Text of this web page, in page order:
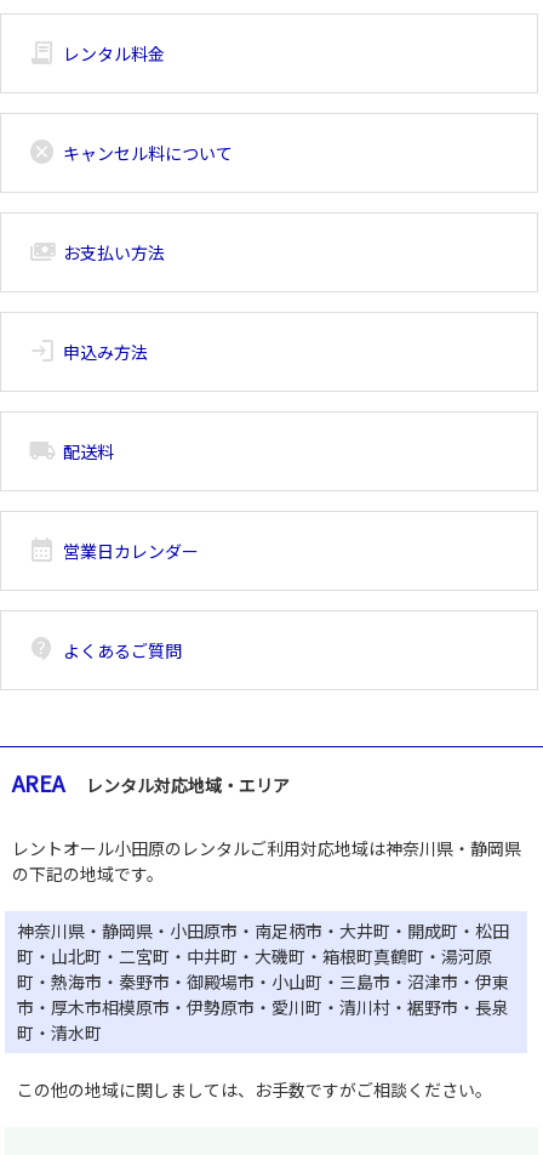
receipt_long レンタル料金
cancel キャンセル料について
payments お支払い方法
login 申込み方法
local_shipping 配送料
calendar_month 営業日カレンダー
contact_support よくあるご質問
AREA レンタル対応地域・エリア
レントオール小田原のレンタルご利用対応地域は神奈川県・静岡県
の下記の地域です。
神奈川県・静岡県・小田原市・南足柄市・大井町・開成町・松田
町・山北町・二宮町・中井町・大磯町・箱根町真鶴町・湯河原
町・熱海市・秦野市・御殿場市・小山町・三島市・沼津市・伊東
市・厚木市相模原市・伊勢原市・愛川町・清川村・裾野市・長泉
町・清水町
この他の地域に関しましては、お手数ですがご相談ください。